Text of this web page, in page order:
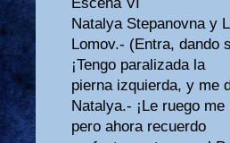
Natalya Stepanovna y
Lomov.- (Entra, dando
¡Tengo paralizada la
pierna izquierda, y me
Natalya.- ¡Le ruego
pero ahora recuerdo